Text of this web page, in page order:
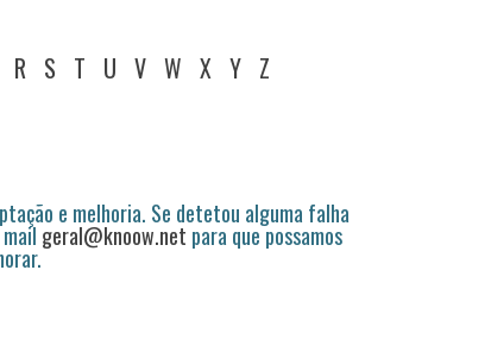
R S T U V W X Y Z
e melhoria. Se detetou alguma falha
geral@knoow.net para que possamos